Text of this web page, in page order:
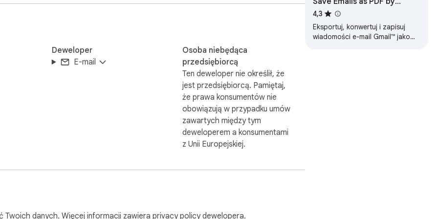
renderuje znaczniki bezpośrednio do treści wiadomości e-mail — gotowej do
odbiorcy i harmonogram, dzięki czemu Twój przepływ pracy pozostaje
Google, a niezależnego zespołu programistów. Wszelkie prawa autorskie
nie sponsoruje tego rozszerzenia do przeglądarki Chrome. To rozszerzenie nie jest
Deweloper
E-mail
Osoba niebędąca
przedsiębiorcą
Ten deweloper nie określił, że
jest przedsiębiorcą. Pamiętaj,
że prawa konsumentów nie
obowiązują w przypadku umów
zawartych między tym
deweloperem a konsumentami
z Unii Europejskiej.
Twoich danych. Więcej informacji zawiera privacy policydewelopera.
cloudHQ
4,3
Eksportuj, konwertuj i zapisuj
wiadomości e-mail Gmail™ jako